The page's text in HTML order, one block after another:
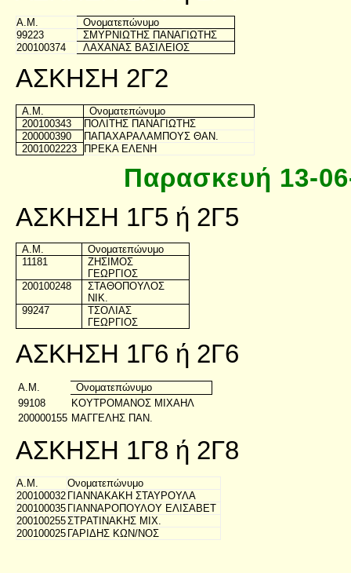
Α.Μ.
Ονοματεπώνυμο
99223
ΣΜΥΡΝΙΩΤΗΣ ΠΑΝΑΓΙΩΤΗΣ
200100374
ΛΑΧΑΝΑΣ ΒΑΣΙΛΕΙΟΣ
ΑΣΚΗΣΗ 2Γ2
Α.Μ.
Ονοματεπώνυμο
200100343
ΠΟΛΙΤΗΣ ΠΑΝΑΓΙΩΤΗΣ
200000390
ΠΑΠΑΧΑΡΑΛΑΜΠΟΥΣ ΘΑΝ.
2001002223
ΠΡΕΚΑ ΕΛΕΝΗ
Παρασκευή 13-
ΑΣΚΗΣΗ 1Γ5 ή 2Γ5
Α.Μ.
Ονοματεπώνυμο
11181
ΖΗΣΙΜΟΣ
ΓΕΩΡΓΙΟΣ
200100248
ΣΤΑΘΟΠΟΥΛΟΣ
ΝΙΚ.
99247
ΤΣΟΛΙΑΣ
ΓΕΩΡΓΙΟΣ
ΑΣΚΗΣΗ 1Γ6 ή 2Γ6
Α.Μ.
Ονοματεπώνυμο
99108
ΚΟΥΤΡΟΜΑΝΟΣ ΜΙΧΑΗΛ
200000155 ΜΑΓΓΕΛΗΣ ΠΑΝ.
ΑΣΚΗΣΗ 1Γ8 ή 2Γ8
Α.Μ.
Ονοματεπώνυμο
200100032 ΓΙΑΝΝΑΚΑΚΗ ΣΤΑΥΡΟΥΛΑ
200100035 ΓΙΑΝΝΑΡΟΠΟΥΛΟΥ ΕΛΙΣΑΒΕΤ
200100255ΣΤΡΑΤΙΝΑΚΗΣ ΜΙΧ.
200100025 ΓΑΡΙΔΗΣ ΚΩΝ/ΝΟΣ